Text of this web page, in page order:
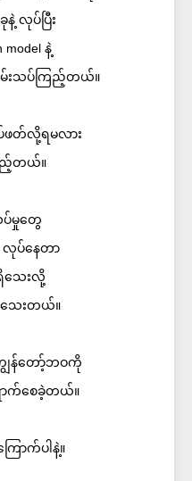
နဲ့ လုပ်ပြီး
model နဲ့
းသပ်ကြည့်တယ်။
တ်လို့ရမလား
ည့်တယ်။
ပ်မှုတွေ
လုပ်နေတာ
ရှိသေးလို့
င်သေးတယ်။
န်တော့်ဘဝကို
က်စေခဲ့တယ်။
ောက်ပါနဲ့။